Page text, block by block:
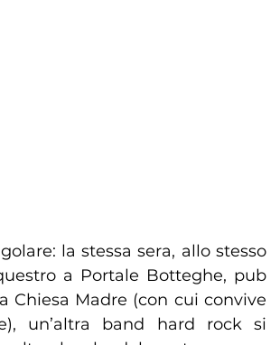
la stessa sera, allo stesso
a Portale Botteghe, pub
Chiesa Madre (con cui convive
un’altra band hard rock si